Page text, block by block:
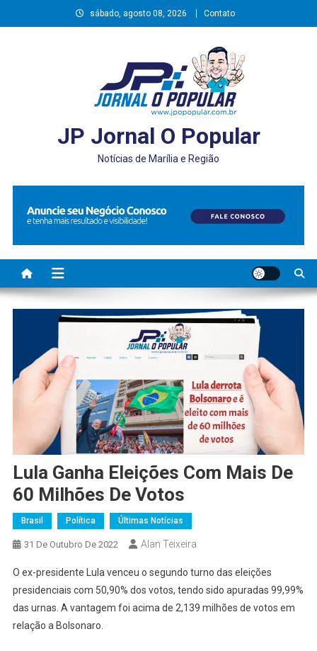
to
sábado, agosto 08, 2026 Contato
JP Jornal O Popular
Notícias de Marília e Região
Lula Ganha Eleições Com Mais De
60 Milhões De Votos
Brasil Política Últimas Notícias
31 De Outubro De 2022 Alan Teixeira
O ex-presidente Lula venceu o segundo turno das eleições
presidenciais com 50,90% dos votos, tendo sido apuradas 99,99%
das urnas. A vantagem foi acima de 2,139 milhões de votos em
relação a Bolsonaro.